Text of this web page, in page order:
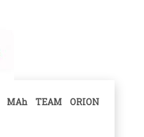
MAh TEAM ORION